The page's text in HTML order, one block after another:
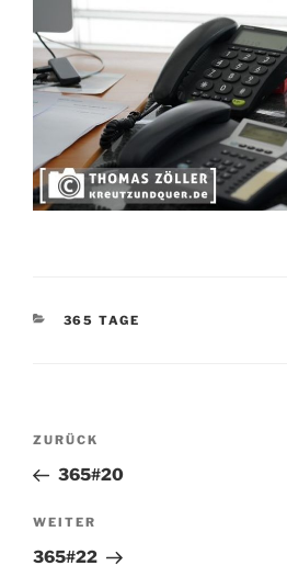
KATEGORIEN
365 TAGE
Beitragsnavigation
Vorheriger
Beitrag
ZURÜCK
365#20
Nächster
Beitrag
WEITER
365#22